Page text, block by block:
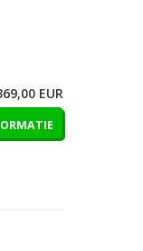
EUR